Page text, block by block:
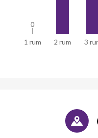
1 rum 2 rum 3
0
0